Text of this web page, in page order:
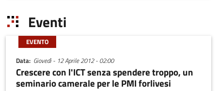
Eventi
EVENTO
Data Giovedì - 12 Aprile 2012 - 02:00
Crescere con l'ICT senza spendere troppo, un
seminario camerale per le PMI forlivesi